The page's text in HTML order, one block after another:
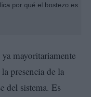
por qué el bostezo es
mayoritariamente
presencia de la
del sistema. Es